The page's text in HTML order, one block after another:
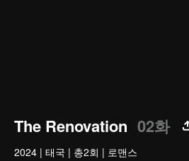
The Renovation 02화
2024 | 태국 | 총2회 | 로맨스